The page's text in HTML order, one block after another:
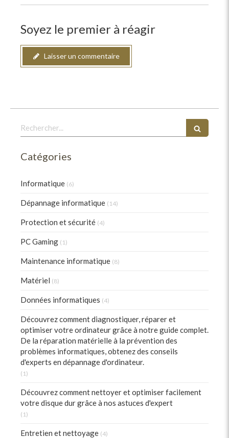
Soyez le premier à réagir
Laisser un commentaire
Rechercher
Catégories
Informatique (6)
Dépannage informatique (14)
Protection et sécurité (4)
PC Gaming (1)
Maintenance informatique (8)
Matériel (8)
Données informatiques (4)
Découvrez comment diagnostiquer, réparer et
optimiser votre ordinateur grâce à notre guide complet.
De la réparation matérielle à la prévention des
problèmes informatiques, obtenez des conseils
d'experts en dépannage d'ordinateur.
(1)
Découvrez comment nettoyer et optimiser facilement
votre disque dur grâce à nos astuces d'expert
(1)
Entretien et nettoyage (4)